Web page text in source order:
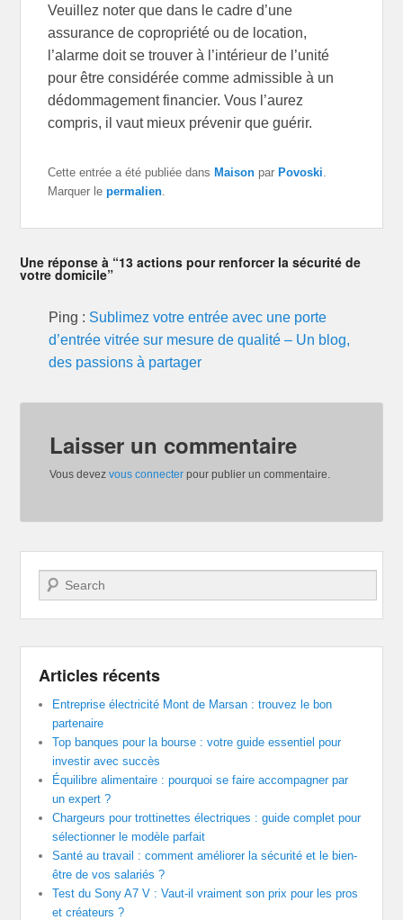
Veuillez noter que dans le cadre d’une
assurance de copropriété ou de location,
l’alarme doit se trouver à l’intérieur de l’unité
pour être considérée comme admissible à un
dédommagement financier. Vous l’aurez
compris, il vaut mieux prévenir que guérir.
Cette entrée a été publiée dansMaison parPovoski
Marquer lepermalien
Une réponse à “13 actions pour renforcer la sécurité de
votre domicile”
Ping : Sublimez votre entrée avec une porte
d’entrée vitrée sur mesure de qualité – Un blog,
des passions à partager
Laisser un commentaire
Vous devezvous connecter pour publier un commentaire.
Recherche
Articles récents
Entreprise électricité Mont de Marsan : trouvez le bon
partenaire
Top banques pour la bourse : votre guide essentiel pour
investir avec succès
Équilibre alimentaire : pourquoi se faire accompagner par
un expert ?
Chargeurs pour trottinettes électriques : guide complet pour
sélectionner le modèle parfait
Santé au travail : comment améliorer la sécurité et le bien-
être de vos salariés ?
Test du Sony A7 V : Vaut-il vraiment son prix pour les pros
et créateurs ?